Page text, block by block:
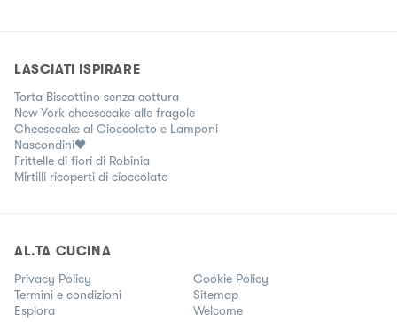
LASCIATI ISPIRARE
Torta Biscottino senza cottura
New York cheesecake alle fragole
Cheesecake al Cioccolato e Lamponi
Nascondini🖤
Frittelle di fiori di Robinia
Mirtilli ricoperti di cioccolato
AL.TA CUCINA
Privacy Policy
Cookie Policy
Termini e condizioni
Sitemap
Esplora
Welcome